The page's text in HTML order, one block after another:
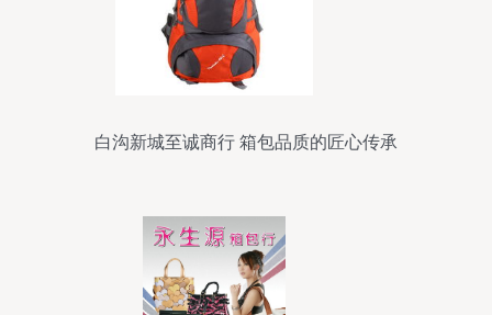
白沟新城至诚商行 箱包品质的匠心传承